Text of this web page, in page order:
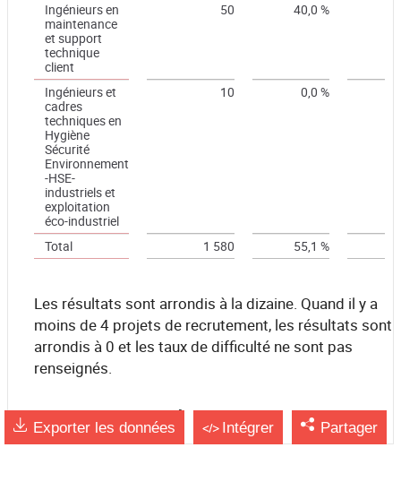
Ingénieurs en
maintenance
et support
technique
client
50 40,0 %
Ingénieurs et
cadres
techniques en
Hygiène
Sécurité
Environnement
-HSE-
industriels et
exploitation
éco-industriel
10 0,0 %
Total 1 580 55,1 %
Les résultats sont arrondis à la dizaine. Quand il y a
moins de 4 projets de recrutement, les résultats sont
arrondis à 0 et les taux de difficulté ne sont pas
renseignés.
source France Travail
Exporter les données Intégrer Partager